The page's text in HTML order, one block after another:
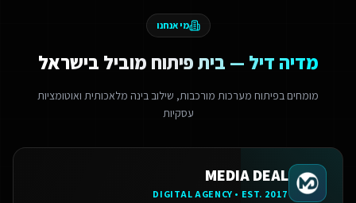
מי אנחנו
מדיה דיל — בית פיתוח מוביל בישראל
מומחים בפיתוח מערכות מורכבות, שילוב בינה מלאכותית ואוטומציות
עסקיות
MEDIA DEAL
DIGITAL AGENCY • EST. 2017